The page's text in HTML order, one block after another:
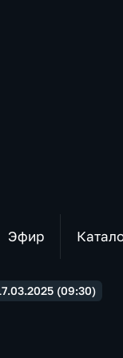
Эфир
(09:30)